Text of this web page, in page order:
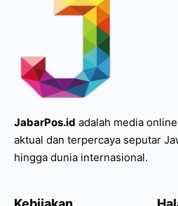
JabarPos.id adalah media
aktual dan terpercaya seputar
hingga dunia internasional.